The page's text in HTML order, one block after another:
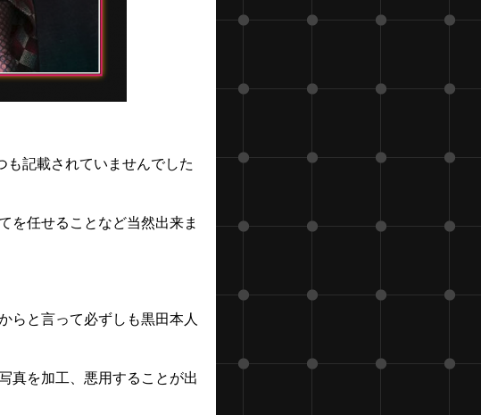
記載されていませんでした
を任せることなど当然出来ま
らと言って必ずしも黒田本人
真を加工、悪用することが出